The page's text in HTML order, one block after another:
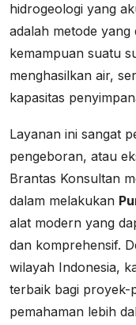
hidrogeologi yang
adalah metode
kemampuan suatu
menghasilkan air,
kapasitas
Layanan ini sangat
pengeboran, atau
Brantas Konsultan
dalam melakukan
alat modern yang
dan komprehensif.
wilayah Indonesia,
terbaik bagi
pemahaman lebih